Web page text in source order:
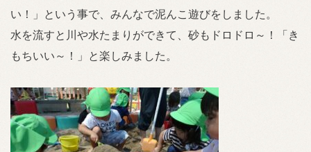
い！」という事で、みんなで泥んこ遊びをしました。
水を流すと川や水たまりができて、砂もドロドロ～！「き
もちいい～！」と楽しみました。